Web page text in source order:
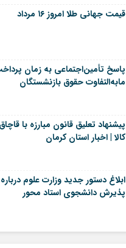
قیمت جهانی طلا امروز ۱۶ مرداد
پاسخ تأمین‌اجتماعی به زمان
مابه‌التفاوت حقوق بازنشستگان
پیشنهاد تعلیق قانون مبارزه با قاچاق
کالا | اخبار استان کرمان
ابلاغ دستور جدید وزارت علوم درباره
پذیرش دانشجوی استاد محور